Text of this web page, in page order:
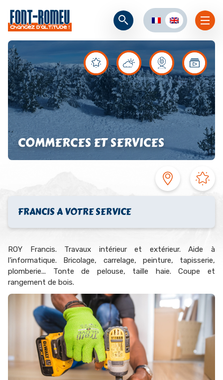
COMMERCES ET SERVICES
FRANCIS A VOTRE SERVICE
ROY Francis. Travaux intérieur et extérieur. Aide à
l'informatique. Bricolage, carrelage, peinture, tapisserie,
plomberie... Tonte de pelouse, taille haie. Coupe et
rangement de bois.